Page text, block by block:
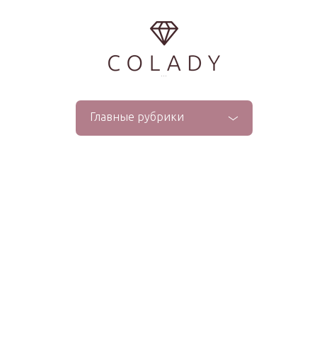
Главные рубрики